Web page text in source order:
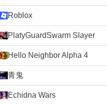
Roblox
PlatyGuardSwarm Slayer
Hello Neighbor Alpha 4
青鬼
Echidna Wars